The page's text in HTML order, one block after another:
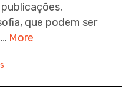
que podem ser
More